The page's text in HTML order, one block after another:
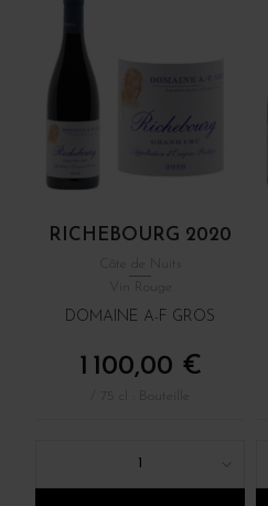
RICHEBOURG 2020
DOMAINE A-F GROS
1 100,00 €
1